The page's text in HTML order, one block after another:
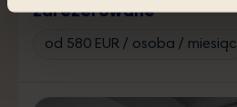
zarezerowane
od 580 EUR / osoba / miesiąc